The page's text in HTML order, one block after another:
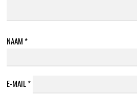
NAAM *
E-MAIL*